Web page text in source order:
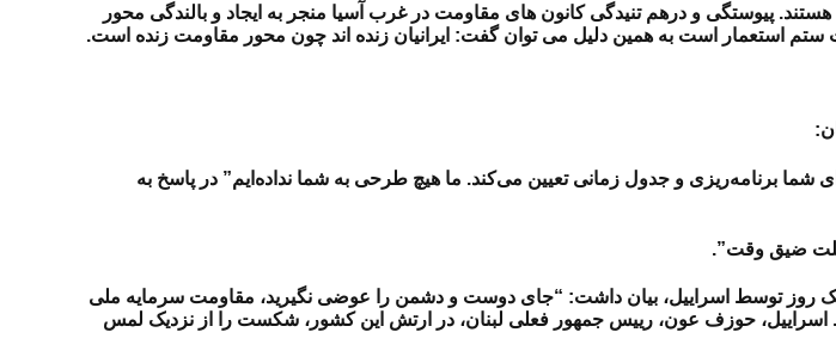
پیوستگی و درهم تنیدگی کانون های مقاومت در غرب آسیا منجر به ایجاد و بالندگی محور
استعمار است به همین دلیل می توان گفت: ایرانیان زنده اند چون محور مقاومت زنده است.
برنامه‌ریزی و جدول زمانی تعیین می‌کند. ما هیچ طرحی به شما نداده‌ایم” در پاسخ به
یک روز توسط اسراییل، بیان داشت: “جای دوست و دشمن را عوضی نگیرید، مقاومت سرمایه ملی
حوزف عون، رییس جمهور فعلی لبنان، در ارتش این کشور، شکست را از نزدیک لمس